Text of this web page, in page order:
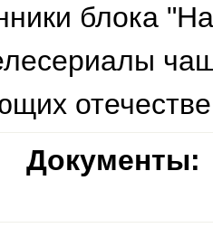
блока
Документы: